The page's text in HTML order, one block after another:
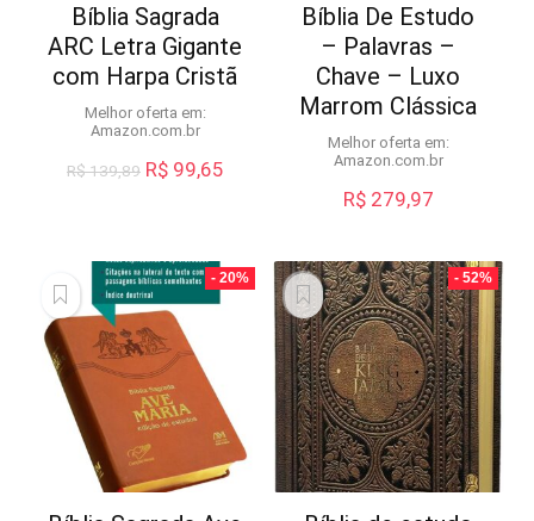
Bíblia Sagrada
ARC Letra Gigante
com Harpa Cristã
Melhor oferta em:
Amazon.com.br
R$139,89 O
R$ 139,89.
R$99,65O
R$ 99,65.
Bíblia De Estudo
– Palavras –
Chave – Luxo
Marrom Clássica
Melhor oferta em:
Amazon.com.br
R$279,97
- 20% - 52%